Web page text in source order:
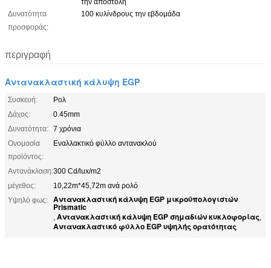
την αποστολή
Δυνατότητα
προσφοράς:
100 κυλίνδρους την εβδομάδα
περιγραφή
Αντανακλαστική κάλυψη EGP
Συσκευή:
Ρολ
Δάχος:
0.45mm
Δυνατότητα: 7 χρόνια
Ονομασία
προϊόντος:
Εναλλακτικό φύλλο αντανακλού
Αντανάκλαση:300 Cd/lux/m2
μέγεθος:
10,22m*45,72m ανά ρολό
Υψηλό φως:
Αντανακλαστική κάλυψη EGP μικροϋπολογιστών
Prismatic
, Αντανακλαστική κάλυψη EGP σημαδιών κυκλοφορίας,
Αντανακλαστικό φύλλο EGP υψηλής ορατότητας